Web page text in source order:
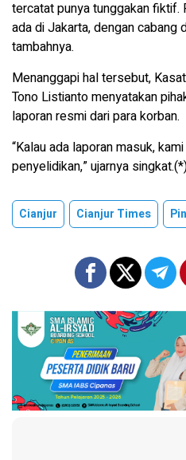
tercatat punya tunggakan fiktif.
ada di Jakarta, dengan cabang
tambahnya.
Menanggapi hal tersebut,
Tono Listianto menyatakan
laporan resmi dari para korban.
“Kalau ada laporan masuk,
penyelidikan,” ujarnya
Cianjur Cianjur Times